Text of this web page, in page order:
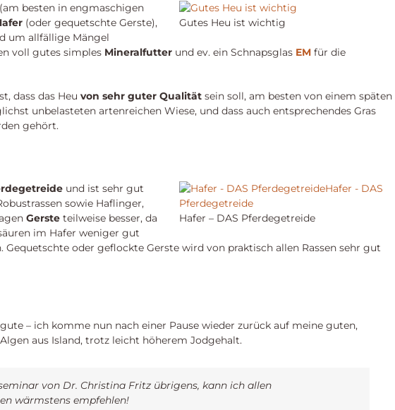
Gutes Heu ist wichtig
besten in engmaschigen
(oder gequetschte Gerste),
um allfällige Mängel
voll gutes simples Mineralfutter und ev. ein Schnapsglas EM für die
dass das Heu von sehr guter Qualität sein soll, am besten von einem späten
unbelasteten artenreichen Wiese, und dass auch entsprechendes Gras
gehört.
Hafer – DAS Pferdegetreide
und ist sehr gut
sowie Haflinger,
Gerste teilweise besser, da
im Hafer weniger gut
Gequetschte oder geflockte Gerste wird von praktisch allen Rassen sehr gut
– ich komme nun nach einer Pause wieder zurück auf meine guten,
aus Island, trotz leicht höherem Jodgehalt.
von Dr. Christina Fritz übrigens, kann ich allen
wärmstens empfehlen!